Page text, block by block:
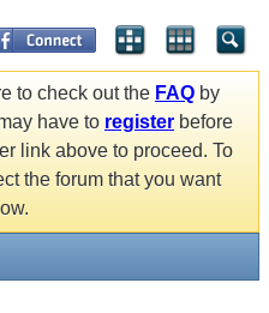
to check out the FAQ by
have to register before
link above to proceed. To
the forum that you want